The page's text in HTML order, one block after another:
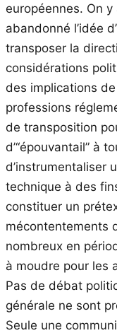
européennes. On
abandonné l’idée
transposer la
considérations
des implications de
professions
de transposition
d’“épouvantail” à
d’instrumentaliser
technique à des
constituer un
mécontentements
nombreux en
à moudre pour les
Pas de débat
générale ne sont
Seule une